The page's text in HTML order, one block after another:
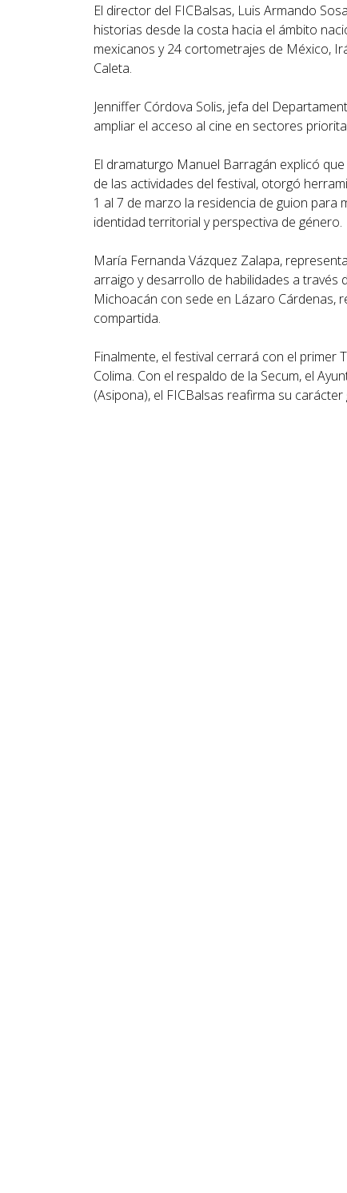
El director del FICBalsas, Luis Armando
historias desde la costa hacia el ámbito
mexicanos y 24 cortometrajes de México,
Caleta.
Jenniffer Córdova Solis, jefa del
ampliar el acceso al cine en sectores
El dramaturgo Manuel Barragán explicó
de las actividades del festival, otorgó
1 al 7 de marzo la residencia de guion
identidad territorial y perspectiva de género.
María Fernanda Vázquez Zalapa,
arraigo y desarrollo de habilidades a través
Michoacán con sede en Lázaro Cárdenas,
compartida.
Finalmente, el festival cerrará con el
Colima. Con el respaldo de la Secum, el
(Asipona), el FICBalsas reafirma su